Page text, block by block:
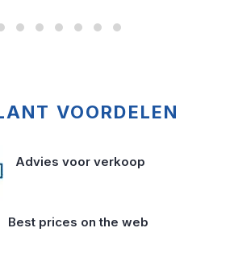
VOORDELEN
Advies voor verkoop
Best prices on the web